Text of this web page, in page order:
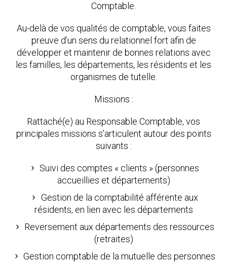
Comptable.
Au-delà de vos qualités de comptable, vous faites
preuve d’un sens du relationnel fort afin de
développer et maintenir de bonnes relations avec
les familles, les départements, les résidents et les
organismes de tutelle.
Missions :
Rattaché(e) au Responsable Comptable, vos
principales missions s’articulent autour des points
suivants :
Suivi des comptes « clients » (personnes
accueillies et départements)
Gestion de la comptabilité afférente aux
résidents, en lien avec les départements
Reversement aux départements des ressources
(retraites)
Gestion comptable de la mutuelle des personnes